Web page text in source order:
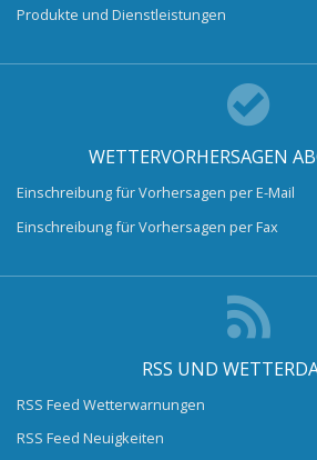
Produkte und Dienstleistungen
WETTERVORHERSAGEN
Einschreibung für Vorhersagen per E-Mail
Einschreibung für Vorhersagen per Fax
RSS UND
RSS Feed Wetterwarnungen
RSS Feed Neuigkeiten